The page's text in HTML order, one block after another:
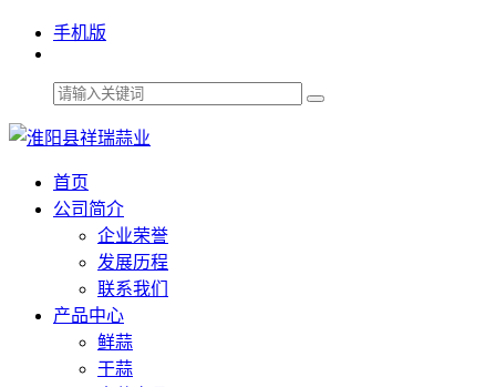
手机版
首页
公司简介
企业荣誉
发展历程
联系我们
产品中心
鲜蒜
干蒜